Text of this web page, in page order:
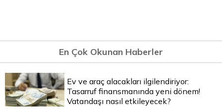
En Çok Okunan Haberler
Ev ve araç alacakları ilgilendiriyor:
Tasarruf finansmanında yeni dönem!
Vatandaşı nasıl etkileyecek?